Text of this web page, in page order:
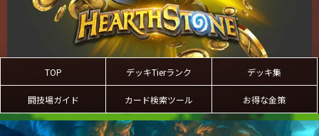
TOP デッキTierランク デッキ集
闘技場ガイド カード検索ツール お得な金策